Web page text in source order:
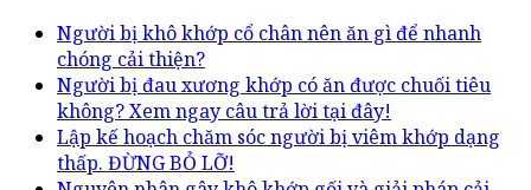
Người bị khô khớp cổ chân nên ăn gì để nhanh
chóng cải thiện?
Người bị đau xương khớp có ăn được chuối tiêu
không? Xem ngay câu trả lời tại đây!
Lập kế hoạch chăm sóc người bị viêm khớp dạng
thấp. ĐỪNG BỎ LỠ!